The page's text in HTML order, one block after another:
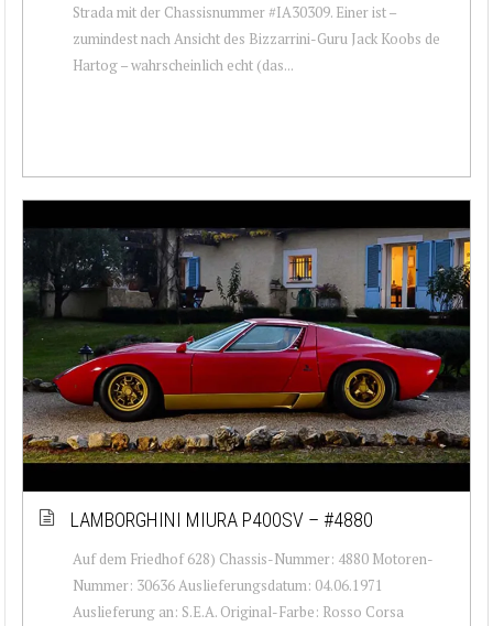
Strada mit der Chassisnummer #IA30309. Einer ist –
zumindest nach Ansicht des Bizzarrini-Guru Jack Koobs de
Hartog – wahrscheinlich echt (das...
LAMBORGHINI MIURA P400SV – #4880
Auf dem Friedhof 628) Chassis-Nummer: 4880 Motoren-
Nummer: 30636 Auslieferungsdatum: 04.06.1971
Auslieferung an: S.E.A. Original-Farbe: Rosso Corsa